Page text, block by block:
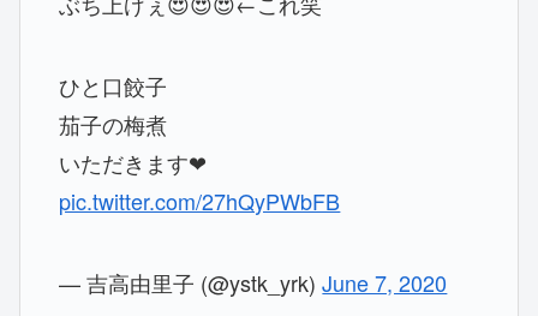
ひと口餃子
茄子の梅煮
いただきます❤︎
pic.twitter.com/27hQyPWbFB
— 吉高由里子 (@ystk_yrk)June 7, 2020